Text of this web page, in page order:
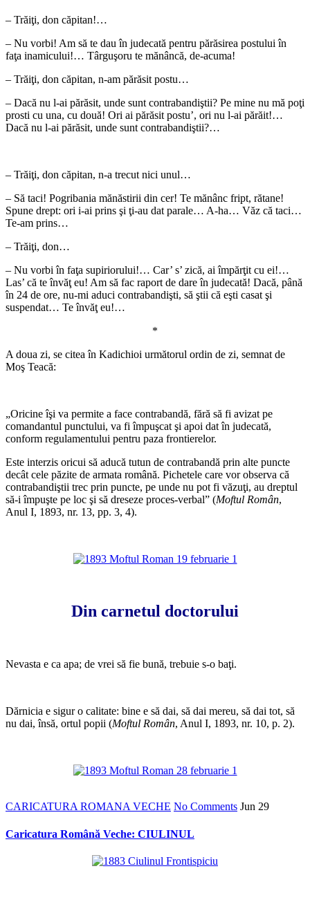
– Trăiţi, don căpitan!…
– Nu vorbi! Am să te dau în judecată pentru părăsirea postului în
faţa inamicului!… Târguşoru te mănâncă, de-acuma!
– Trăiţi, don căpitan, n-am părăsit postu…
– Dacă nu l-ai părăsit, unde sunt contrabandiştii? Pe mine nu mă poţi
prosti cu una, cu două! Ori ai părăsit postu’, ori nu l-ai părăit!…
Dacă nu l-ai părăsit, unde sunt contrabandiştii?…
– Trăiţi, don căpitan, n-a trecut nici unul…
– Să taci! Pogribania mănăstirii din cer! Te mănânc fript, rătane!
Spune drept: ori i-ai prins şi ţi-au dat parale… A-ha… Văz că taci…
Te-am prins…
– Trăiţi, don…
– Nu vorbi în faţa supiriorului!… Car’ s’ zică, ai împărţit cu ei!…
Las’ că te învăţ eu! Am să fac raport de dare în judecată! Dacă, până
în 24 de ore, nu-mi aduci contrabandişti, să ştii că eşti casat şi
suspendat… Te învăţ eu!…
*
A doua zi, se citea în Kadichioi următorul ordin de zi, semnat de
Moş Teacă:
„Oricine îşi va permite a face contrabandă, fără să fi avizat pe
comandantul punctului, va fi împuşcat şi apoi dat în judecată,
conform regulamentului pentru paza frontierelor.
Este interzis oricui să aducă tutun de contrabandă prin alte puncte
decât cele păzite de armata română. Pichetele care vor observa că
contrabandiştii trec prin puncte, pe unde nu pot fi văzuţi, au dreptul
să-i împuşte pe loc şi să dreseze proces-verbal” (Moftul Român,
Anul I, 1893, nr. 13, pp. 3, 4).
Din carnetul doctorului
Nevasta e ca apa; de vrei să fie bună, trebuie s-o baţi.
Dărnicia e sigur o calitate: bine e să dai, să dai mereu, să dai tot, să
nu dai, însă, ortul popii (Moftul Român, Anul I, 1893, nr. 10, p. 2).
CARICATURA ROMANA VECHE No Comments Jun 29
Caricatura Română Veche: CIULINUL